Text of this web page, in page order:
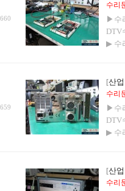
660
수리
▶수
DTV
▶ 수
659
[산
수리
▶수
DTV
▶ 수
[산
수리